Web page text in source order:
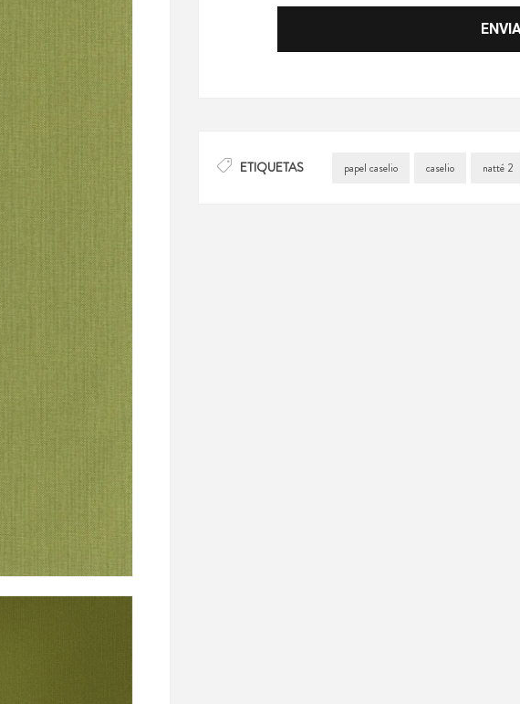
ETIQUETAS papel caselio caselio natté 2